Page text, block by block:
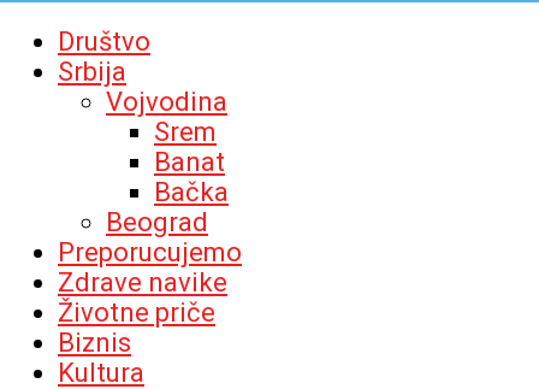
Društvo
Srbija
Vojvodina
Srem
Banat
Bačka
Beograd
Preporucujemo
Zdrave navike
Životne priče
Biznis
Kultura